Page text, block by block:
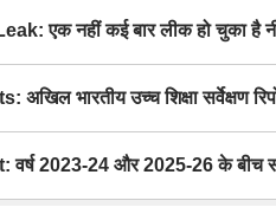
एक नहीं कई बार लीक हो चुका है
भारतीय उच्च शिक्षा सर्वेक्षण
2023-24 और 2025-26 के बीच